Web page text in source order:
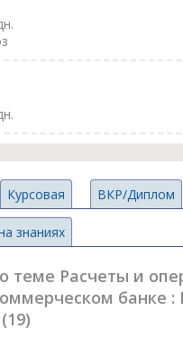
Курсовая ВКР/Диплом
знаниях
теме Расчеты и
банке